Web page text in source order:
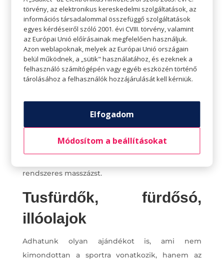
nyakventilátor
A szobakerékpározástól az utcai futásig mindenki
megizzad, aki sportol. Különleges, de hasznos
ajándék lehet minden edzésbolondnak a
hordozható nyaki ventilátor, ami távol tartja a
ragacsos, kényelmetlen izzadás érzését a
Ugyanígy hasznos lehet edzések utánra egy jó
nyakmasszírozó, hátmasszírozó is. Nagyszerű
ajándék annak, aki nyak- vagy hátfájástól
rendszeres masszázst.
Tusfürdők, fürdősó,
illóolajok
Adhatunk olyan ajándékot is, ami nem
kimondottan a sportra vonatkozik, hanem az
törvény, az elektronikus kereskedelmi szolgáltatások, az
információs társadalommal összefüggő szolgáltatások
egyes kérdéseiről szóló 2001. évi CVIII. törvény, valamint
az Európai Unió előírásainak megfelelően használjuk.
Azon weblapoknak, melyek az Európai Unió országain
belül működnek, a „sütik" használatához, és ezeknek a
felhasználó számítógépén vagy egyéb eszközén történő
tárolásához a felhasználók hozzájárulását kell kérniük.
Elfogadom
Módosítom a beállításokat